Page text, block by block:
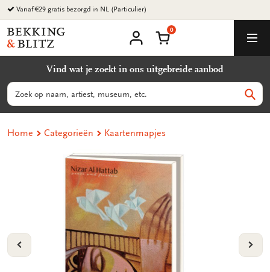
Ga
naar
content
Vanaf €29 gratis bezorgd in NL (Particulier)
Bekking
&
B.V.
account
Winkelmand
0
Vind wat je zoekt in ons uitgebreide aanbod
Zoeken
Home Categorieën Kaartenmapjes
VORIGE